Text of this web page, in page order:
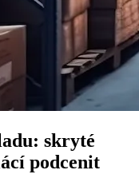
skryté
podcenit